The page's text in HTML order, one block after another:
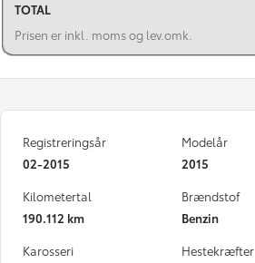
TOTAL
Prisen er inkl. moms og lev.omk.
Registreringsår
02-2015
Modelår
2015
Kilometertal
190.112 km
Brændstof
Benzin
Karosseri
Hestekræfter